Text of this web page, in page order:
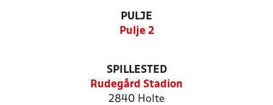
PULJE
Pulje 2
SPILLESTED
Rudegård Stadion
2840 Holte